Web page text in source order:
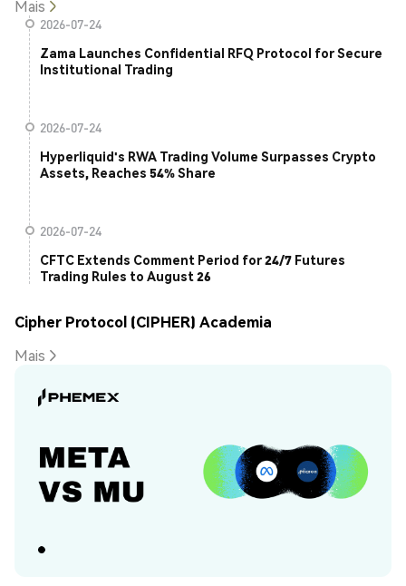
Mais
2026-07-24
Zama Launches Confidential RFQ Protocol for Secure
Institutional Trading
2026-07-24
Hyperliquid's RWA Trading Volume Surpasses Crypto
Assets, Reaches 54% Share
2026-07-24
CFTC Extends Comment Period for 24/7 Futures
Trading Rules to August 26
Cipher Protocol (CIPHER) Academia
Mais